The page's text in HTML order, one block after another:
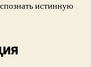
истинную